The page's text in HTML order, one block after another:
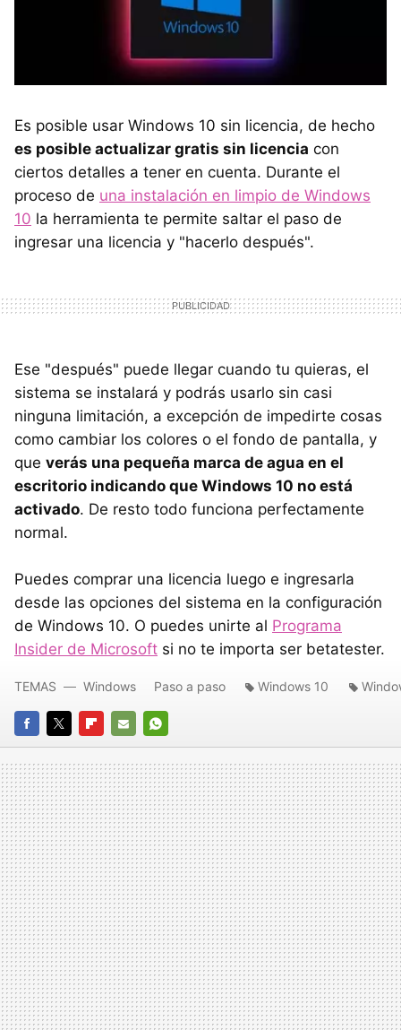
Es posible usar Windows 10 sin licencia, de hecho
es posible actualizar gratis sin licencia con
ciertos detalles a tener en cuenta. Durante el
proceso de una instalación en limpio de Windows
10 la herramienta te permite saltar el paso de
ingresar una licencia y "hacerlo después".
Ese "después" puede llegar cuando tu quieras, el
sistema se instalará y podrás usarlo sin casi
ninguna limitación, a excepción de impedirte cosas
como cambiar los colores o el fondo de pantalla, y
que verás una pequeña marca de agua en el
escritorio indicando que Windows 10 no está
activado. De resto todo funciona perfectamente
normal.
Puedes comprar una licencia luego e ingresarla
desde las opciones del sistema en la configuración
de Windows 10. O puedes unirte al Programa
Insider de Microsoft si no te importa ser betatester.
FACEBOOK
TWITTERFLIPBOARD
E-
MAIL
WHATSAPP
TEMAS Windows Paso a paso Windows 10